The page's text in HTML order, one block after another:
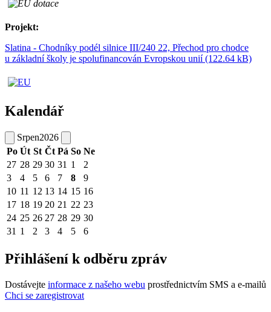
Projekt:
Slatina - Chodníky podél silnice III/240 22, Přechod pro chodce
u základní školy je spolufinancován Evropskou unií (122.64 kB)
Kalendář
Srpen2026
Po Út St Čt Pá So Ne
27 28 29 30 31 1
2
3
4 5 6 7 8
9
10 11 12 13 14 15 16
17 18 19 20 21 22 23
24 25 26 27 28 29 30
31 1 2 3 4 5 6
Přihlášení k odběru zpráv
Dostávejte informace z našeho webu prostřednictvím SMS a e-mailů
Chci se zaregistrovat